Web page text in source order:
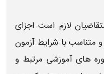
لازم است اجزای
متناسب با شرایط آزمون
های آموزشی مرتبط و